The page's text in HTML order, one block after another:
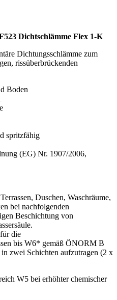
Dichtschlämme Flex 1-K
Dichtungsschlämme zum
rissüberbrückenden
Boden
spritzfähig
(EG) Nr. 1907/2006,
Duschen, Waschräume,
bei nachfolgenden
Beschichtung von
die
bis W6* gemäß ÖNORM B
zwei Schichten aufzutragen (2 x
W5 bei erhöhter chemischer